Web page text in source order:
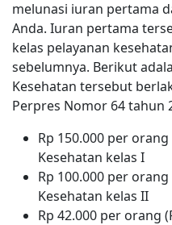
melunasi iuran pertama
Anda. Iuran pertama
kelas pelayanan
sebelumnya. Berikut
Kesehatan tersebut
Perpres Nomor 64 tahun
Rp 150.000 per
Kesehatan kelas I
Rp 100.000 per
Kesehatan kelas II
Rp 42.000 per orang